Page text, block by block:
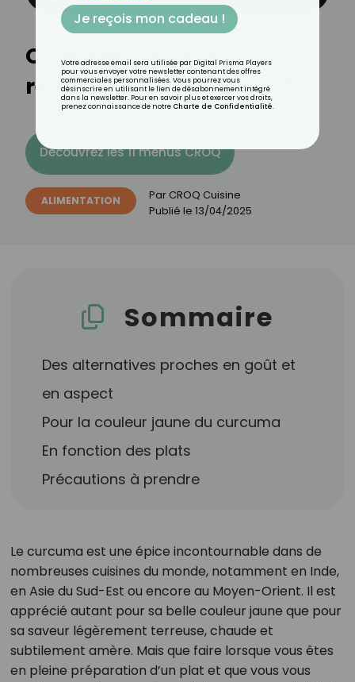
Quelle épice peut
remplacer le curcuma ?
Découvrez les 11 menus CROQ
ALIMENTATION Par CROQ Cuisine
Publié le 13/04/2025
Sommaire
Des alternatives proches en goût et
en aspect
Pour la couleur jaune du curcuma
En fonction des plats
Précautions à prendre
Le curcuma est une épice incontournable dans de
nombreuses cuisines du monde, notamment en Inde,
en Asie du Sud-Est ou encore au Moyen-Orient. Il est
apprécié autant pour sa belle couleur jaune que pour
sa saveur légèrement terreuse, chaude et
subtilement amère. Mais que faire lorsque vous êtes
en pleine préparation d’un plat et que vous vous
Je reçois mon cadeau !
Votre adresse email sera utilisée par Digital Prisma Players
pour vous envoyer votre newsletter contenant des offres
commerciales personnalisées. Vous pourrez vous
désinscrire en utilisant le lien de désabonnement intégré
dans la newsletter. Pour en savoir plus et exercer vos droits,
prenez connaissance de notre Charte de Confidentialité.